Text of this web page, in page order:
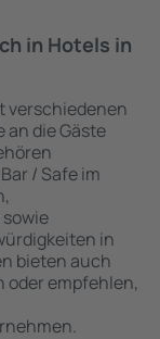
in Hotels in
verschiedenen
die Gäste
/ Safe im
in
bieten auch
oder empfehlen,